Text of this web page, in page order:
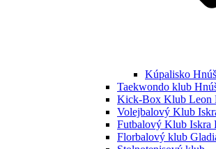
Kúpalisko
Taekwondo klub
Kick-Box Klub Leon
Volejbalový Klub
Futbalový Klub Iskra
Florbalový klub